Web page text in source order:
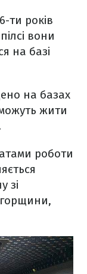
ти років
вони
на базі
на базах
жити
роботи
зі